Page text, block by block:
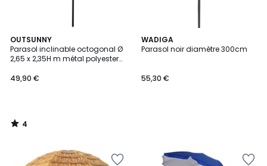
OUTSUNNY
Parasol inclinable octogonal Ø
2,65 x 2,35H m métal polyester
49,90 €
4
/
5
4
/
WADIGA
Parasol noir diamètre 300cm
55,30 €